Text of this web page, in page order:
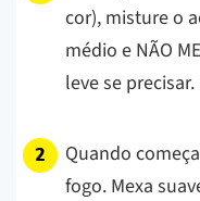
cor), misture o
médio e NÃO
leve se precisar.
Quando
fogo. Mexa